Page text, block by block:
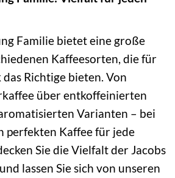
Familie bietet eine große
Kaffeesorten, die für
das Richtige bieten. Von
über entkoffeinierten
Varianten – bei
perfekten Kaffee für jede
Sie die Vielfalt der Jacobs
lassen Sie sich von unseren